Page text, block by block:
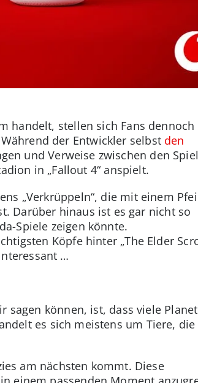
handelt, stellen sich Fans dennoch
der Entwickler selbst den
und Verweise zwischen den
in „Fallout 4“ anspielt.
„Verkrüppeln“, die mit einem
Darüber hinaus ist es gar nicht so
Spiele zeigen könnte.
Köpfe hinter „The Elder
…
sagen können, ist, dass viele
es sich meistens um Tiere, die
am nächsten kommt. Diese